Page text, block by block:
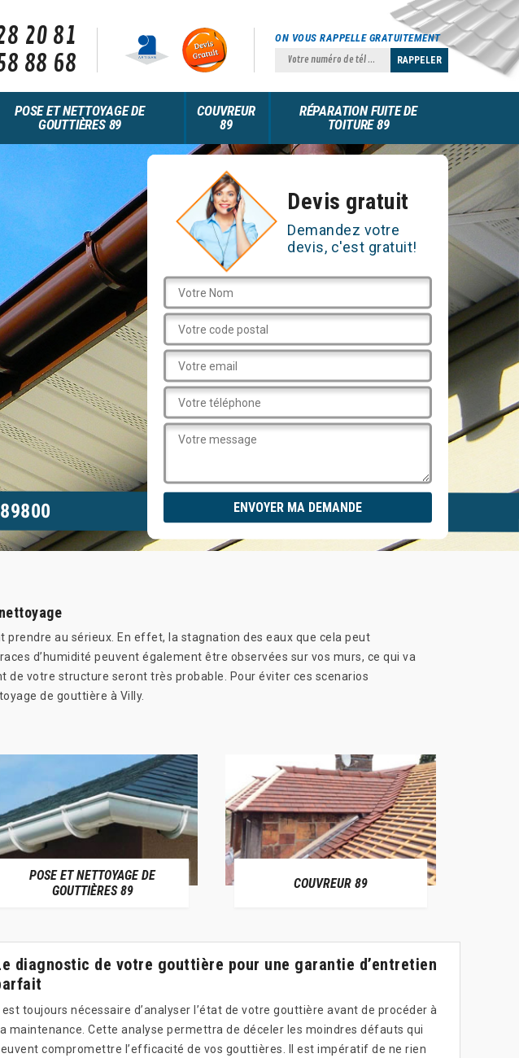
20 81
88 68
ON VOUS RAPPELLE GRATUITEMENT
POSE ET NETTOYAGE DE
GOUTTIÈRES 89
COUVREUR
89
RÉPARATION FUITE DE
TOITURE 89
Devis gratuit
Demandez votre
devis, c'est gratuit!
prendre au sérieux. En effet, la stagnation des eaux que cela peut
d’humidité peuvent également être observées sur vos murs, ce qui va
votre structure seront très probable. Pour éviter ces scenarios
de gouttière à Villy.
POSE ET NETTOYAGE DE
GOUTTIÈRES 89
COUVREUR 89
diagnostic de votre gouttière pour une garantie d’entretien
Il est toujours nécessaire d’analyser l’état de votre gouttière avant de procéder à
maintenance. Cette analyse permettra de déceler les moindres défauts qui
compromettre l’efficacité de vos gouttières. Il est impératif de ne rien